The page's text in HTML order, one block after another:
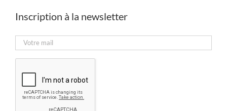
Inscription à la newsletter